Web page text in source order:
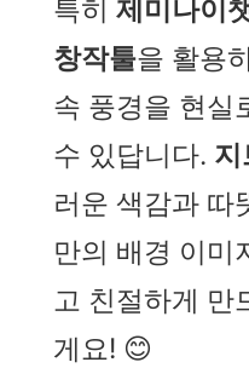
특히 제미나이
창작툴을 활용
속 풍경을 현실
수 있답니다. 지
러운 색감과 따
만의 배경 이미
고 친절하게 만
게요! 😊